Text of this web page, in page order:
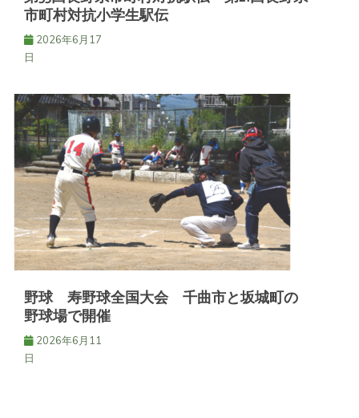
市町村対抗小学生駅伝
2026年6月17
日
野球 寿野球全国大会 千曲市と坂城町の
野球場で開催
2026年6月11
日